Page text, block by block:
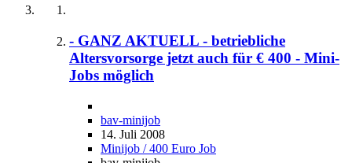
- GANZ AKTUELL - betriebliche
Altersvorsorge jetzt auch für € 400 - Mini-
Jobs möglich
bav-minijob
14. Juli 2008
Minijob / 400 Euro Job